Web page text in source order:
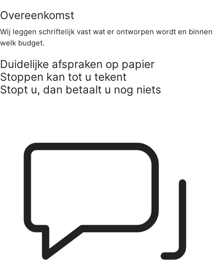
Overeenkomst
Wij leggen schriftelijk vast wat er ontworpen wordt en binnen
welk budget.
Duidelijke afspraken op papier
Stoppen kan tot u tekent
Stopt u, dan betaalt u nog niets